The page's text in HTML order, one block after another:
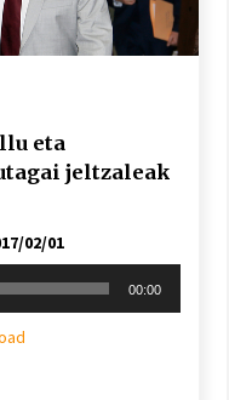
irratia, podcastak
eta
jeltzaleak
02/01
00:00